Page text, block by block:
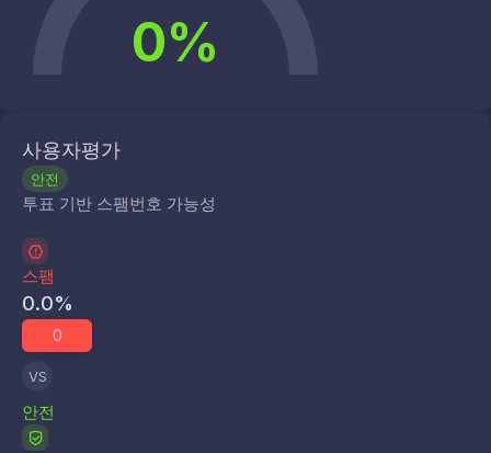
0%
사용자평가
안전
투표 기반 스팸번호 가능성
스팸
0.0%
0
VS
안전